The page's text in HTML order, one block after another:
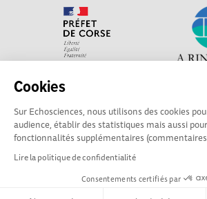
Cookies
Sur Echosciences, nous utilisons des cookies
audience, établir des statistiques mais aussi
fonctionnalités supplémentaires
Lire la politique de confidentialité
Consentements certifiés par
Corse, le réseau social des acteurs de
technologie du territoire. Contact :
centrecorse.fr
Mentions légales|Politique de